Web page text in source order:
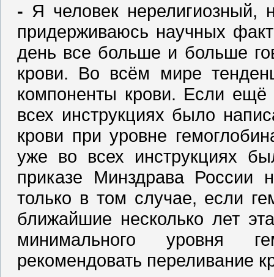
‑ Я человек нерелигиозный,
придерживаюсь научных
день все больше и больше
крови. Во всём мире
компоненты крови. Если
всех инструкциях было
крови при уровне
уже во всех инструкциях
приказе Минздрава России
только в том случае, если
ближайшие несколько лет
минимального уровня
рекомендовать переливание